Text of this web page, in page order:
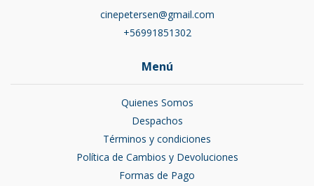
cinepetersen@gmail.com
+56991851302
Menú
Quienes Somos
Despachos
Términos y condiciones
Política de Cambios y Devoluciones
Formas de Pago